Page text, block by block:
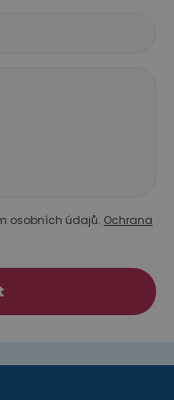
osobních údajů. Ochrana